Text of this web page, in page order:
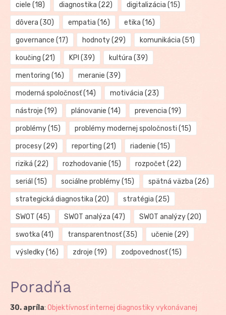
ciele (18) diagnostika (22) digitalizácia (15)
dôvera (30) empatia (16) etika (16)
governance (17) hodnoty(29) komunikácia (51)
koučing (21) KPI (39) kultúra (39)
mentoring (16) meranie (39)
moderná spoločnosť(14) motivácia (23)
nástroje (19) plánovanie (14) prevencia (19)
problémy(15) problémy modernej spoločnosti (15)
procesy(29) reporting (21) riadenie (15)
riziká (22) rozhodovanie (15) rozpočet (22)
seriál (15) sociálne problémy(15) spätná väzba (26)
strategická diagnostika (20) stratégia (25)
SWOT (45) SWOT analýza (47) SWOT analýzy(20)
swotka (41) transparentnosť(35) učenie (29)
výsledky(16) zdroje (19) zodpovednosť(15)
Poradňa
30. apríla: Objektívnosť internej diagnostiky vykonávanej